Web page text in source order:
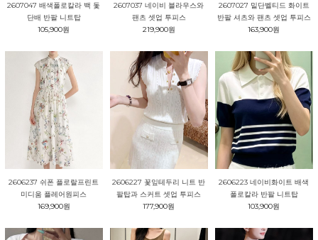
2607047 배색폴로칼라 백 돛
단배 반팔 니트탑
105,900원
2607037 네이비 블라우스와
팬츠 셋업 투피스
219,900원
2607027 밑단벨티드 화이트
반팔 셔츠와 팬츠 셋업 투피스
163,900원
2606237 쉬폰 플로랄프린트
미디움 플레어원피스
169,900원
2606227 꽃잎테두리 니트 반
팔탑과 스커트 셋업 투피스
177,900원
2606223 네이비화이트 배색
폴로칼라 반팔 니트탑
103,900원